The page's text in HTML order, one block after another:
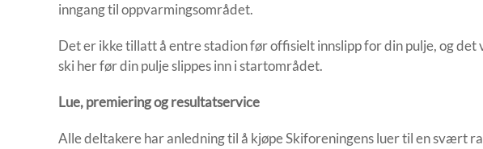
inngang til oppvarmingsområdet.
Det er ikke tillatt å entre stadion før offisielt innslipp for din pulje, og
ski her før din pulje slippes inn i startområdet.
Lue, premiering og resultatservice
Alle deltakere har anledning til å kjøpe Skiforeningens luer til en svært